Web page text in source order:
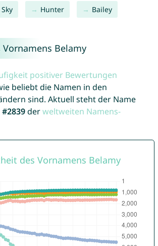
Sky Hunter Bailey
Belamy
positiver Bewertungen
beliebt die Namen in den
sind. Aktuell steht der Name
derweltweiten Namens-